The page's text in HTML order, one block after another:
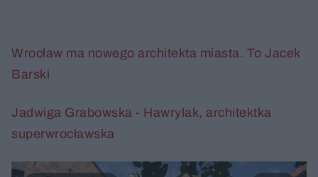
Wrocław ma nowego architekta miasta. To Jacek
Barski
Jadwiga Grabowska - Hawrylak, architektka
superwrocławska